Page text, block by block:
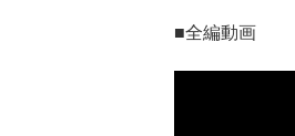
■全編動画